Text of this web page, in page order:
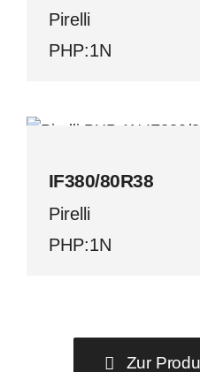
Pirelli
PHP:1N
IF380/80R38
Pirelli
PHP:1N
Zur